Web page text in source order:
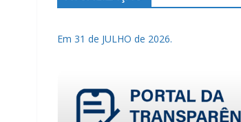
Em 31 de JULHO de 2026.